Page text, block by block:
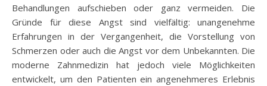
Behandlungen aufschieben oder ganz vermeiden. Die
Gründe für diese Angst sind vielfältig: unangenehme
Erfahrungen in der Vergangenheit, die Vorstellung von
Schmerzen oder auch die Angst vor dem Unbekannten. Die
moderne Zahnmedizin hat jedoch viele Möglichkeiten
entwickelt, um den Patienten ein angenehmeres Erlebnis